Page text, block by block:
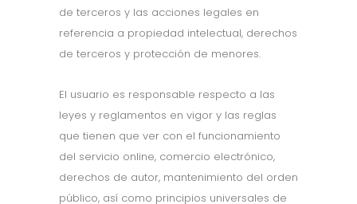
de terceros y las acciones legales en
referencia a propiedad intelectual, derechos
de terceros y protección de menores.
El usuario es responsable respecto a las
leyes y reglamentos en vigor y las reglas
que tienen que ver con el funcionamiento
del servicio online, comercio electrónico,
derechos de autor, mantenimiento del orden
público, así como principios universales de